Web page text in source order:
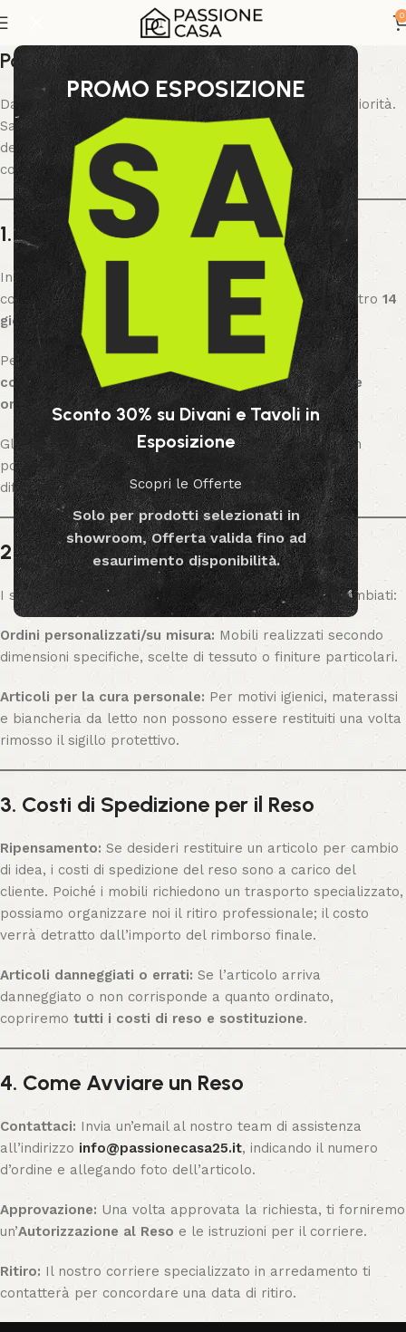
PROMO ESPOSIZIONE
Sconto 30% su Divani e Tavoli in
Esposizione
Scopri le Offerte
Solo per prodotti selezionati in
showroom, Offerta valida fino ad
esaurimento disponibilità.
0
Politica di rimborso e reso
Da Passione Casa
, la tua soddisfazione è la nostra priorità.
Sappiamo che scegliere l’arredamento giusto è una
decisione importante e desideriamo che tu sia
completamente soddisfatto del tuo acquisto.
1. Diritto di Recesso di 14 Giorni
In conformità alle normative europee sulla tutela dei
consumatori, hai il diritto di restituire il tuo acquisto entro 14
giornidalla ricezione dell’articolo.
Per essere idoneo al reso, il mobile deve essere in
condizioni originali,non utilizzato
nella confezione
originale.
Gli articoli che sono statiassemblati o modificatinon
possono essere restituiti, salvo il caso in cui risultino
difettosi.
2. Articoli Non Restituibili
I seguenti articoli non possono essere restituiti né cambiati:
Ordini personalizzati/su misura: Mobili realizzati secondo
dimensioni specifiche, scelte di tessuto o finiture particolari.
Articoli per la cura personale: Per motivi igienici, materassi
e biancheria da letto non possono essere restituiti una volta
rimosso il sigillo protettivo.
3. Costi di Spedizione per il Reso
Ripensamento: Se desideri restituire un articolo per cambio
di idea, i costi di spedizione del reso sono a carico del
cliente. Poiché i mobili richiedono un trasporto specializzato,
possiamo organizzare noi il ritiro professionale; il costo
verrà detratto dall’importo del rimborso finale.
Articoli danneggiati o errati: Se l’articolo arriva
danneggiato o non corrisponde a quanto ordinato,
copriremo tutti i costi di reso e sostituzione.
4. Come Avviare un Reso
Contattaci: Invia un’email al nostro team di assistenza
all’indirizzo info@passionecasa25.it, indicando il numero
d’ordine e allegando foto dell’articolo.
Approvazione: Una volta approvata la richiesta, ti forniremo
un’Autorizzazione al Reso e le istruzioni per il corriere.
Ritiro: Il nostro corriere specializzato in arredamento ti
contatterà per concordare una data di ritiro.